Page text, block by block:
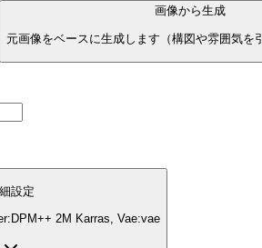
画像から生成
元画像をベースに生成します（構図や雰囲気を
設定
DPM++ 2M Karras, Vae:vae